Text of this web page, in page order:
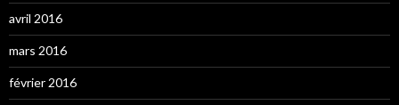
avril 2016
mars 2016
février 2016